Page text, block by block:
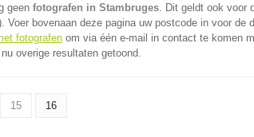
geen fotografen in Stambruges. Dit geldt ook voor
Voer bovenaan deze pagina uw postcode in voor de
fotografenom via één e-mail in contact te komen
overige resultaten getoond.
15 16